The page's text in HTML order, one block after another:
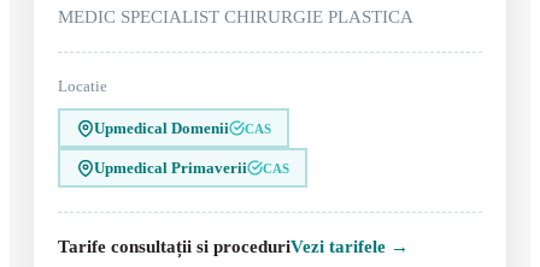
MEDIC SPECIALIST CHIRURGIE PLASTICA
Locatie
Upmedical Domenii CAS
Upmedical Primaverii CAS
Tarife consultații si proceduriVezi tarifele →